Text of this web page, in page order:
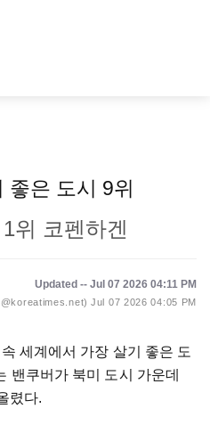
좋은 도시 9위
위 코펜하겐
Updated -- Jul 07 2026 04:11 PM
Jul 07 2026 04:05 PM
세계에서 가장 살기 좋은 도
밴쿠버가 북미 도시 가운데
렸다.